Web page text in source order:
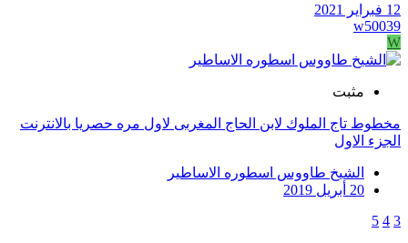
12 فبراير 2021
w50039
W
مثبت
مخطوط تاج الملوك لابن الحاج المغربى لاول مره حصريا بالانترنت
الجزء الاول
الشيخ طاووس اسطوره الاساطير
20 أبريل 2019
3
4
5